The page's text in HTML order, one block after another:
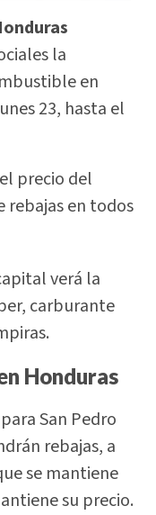
la
en
23, hasta el
precio del
en todos
verá la
carburante
Honduras
San Pedro
rebajas, a
se mantiene
su precio.